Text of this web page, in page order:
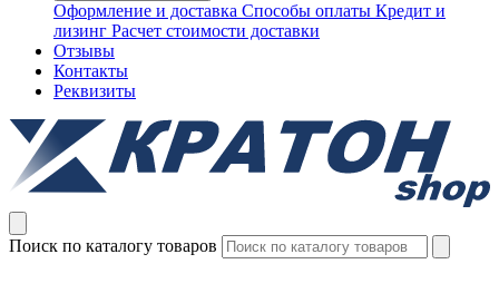
Оформление и доставка Способы оплаты Кредит и
лизинг Расчет стоимости доставки
Отзывы
Контакты
Реквизиты
Поиск по каталогу товаров